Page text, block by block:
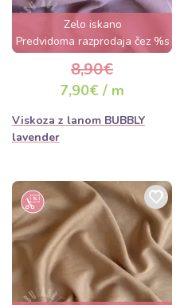
Zelo iskano
Predvidoma razprodaja čez %s
dan
8,90€
7,90€ / m
Viskoza z lanom BUBBLY
lavender